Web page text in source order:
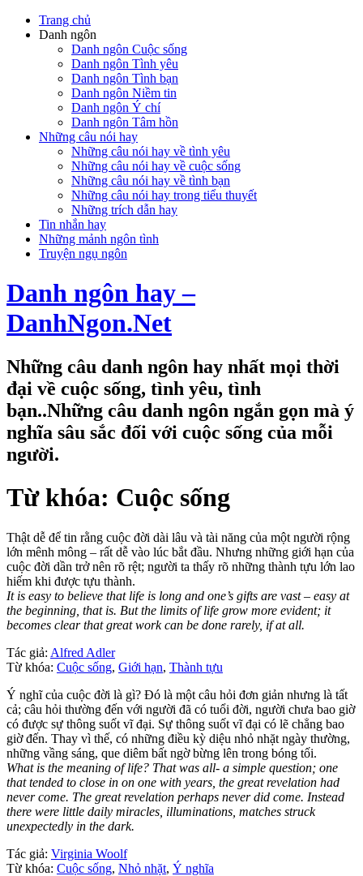
Trang chủ
Danh ngôn
Danh ngôn Cuộc sống
Danh ngôn Tình yêu
Danh ngôn Tình bạn
Danh ngôn Niềm tin
Danh ngôn Ý chí
Danh ngôn Tâm hồn
Những câu nói hay
Những câu nói hay về tình yêu
Những câu nói hay về cuộc sống
Những câu nói hay về tình bạn
Những câu nói hay trong tiểu thuyết
Những trích dẫn hay
Tin nhắn hay
Những mảnh ngôn tình
Truyện ngụ ngôn
Danh ngôn hay –
DanhNgon.Net
Những câu danh ngôn hay nhất mọi thời
đại về cuộc sống, tình yêu, tình
bạn..Những câu danh ngôn ngắn gọn mà ý
nghĩa sâu sắc đối với cuộc sống của mỗi
người.
Từ khóa: Cuộc sống
Thật dễ để tin rằng cuộc đời dài lâu và tài năng của một người rộng
lớn mênh mông – rất dễ vào lúc bắt đầu. Nhưng những giới hạn của
cuộc đời dần trở nên rõ rệt; người ta thấy rõ những thành tựu lớn lao
hiếm khi được tựu thành.
It is easy to believe that life is long and one’s gifts are vast – easy at
the beginning, that is. But the limits of life grow more evident; it
becomes clear that great work can be done rarely, if at all.
Tác giả: Alfred Adler
Từ khóa: Cuộc sống, Giới hạn, Thành tựu
Ý nghĩ của cuộc đời là gì? Đó là một câu hỏi đơn giản nhưng là tất
cả; câu hỏi thường đến với người đã có tuổi đời, người chưa bao giờ
có được sự thông suốt vĩ đại. Sự thông suốt vĩ đại có lẽ chẳng bao
giờ đến. Thay vì thế, có những điều kỳ diệu nhỏ nhặt ngày thường,
những vầng sáng, que diêm bất ngờ bừng lên trong bóng tối.
What is the meaning of life? That was all- a simple question; one
that tended to close in on one with years, the great revelation had
never come. The great revelation perhaps never did come. Instead
there were little daily miracles, illuminations, matches struck
unexpectedly in the dark.
Tác giả: Virginia Woolf
Từ khóa: Cuộc sống, Nhỏ nhặt, Ý nghĩa